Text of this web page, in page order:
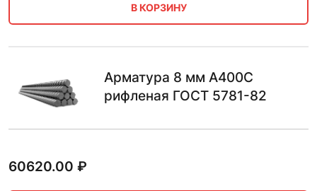
В КОРЗИНУ
Арматура 8 мм А400С
рифленая ГОСТ 5781-82
60620.00 ₽